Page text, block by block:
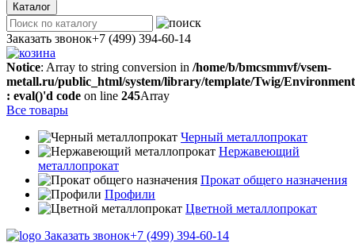
Каталог
Заказать звонок+7 (499) 394-60-14
Notice: Array to string conversion in /home/b/bmcsmmvf/vsem-
metall.ru/public_html/system/library/template/Twig/
: eval()'d code on line 245Array
Все товары
Черный металлопрокат
Нержавеющий
металлопрокат
Прокат общего назначения
Профили
Цветной металлопрокат
Заказать звонок+7 (499) 394-60-14